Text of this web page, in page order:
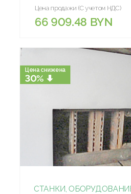
Цена продажи (С учетом НДС)
66 909.48 BYN
Цена снижена
30%
СТАНКИ,